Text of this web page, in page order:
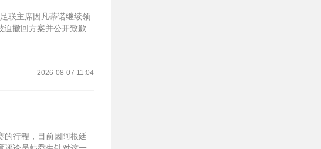
联主席因凡蒂诺继续领
迫撤回方案并公开致歉
2026-08-07 11:04
的行程，目前因阿根廷